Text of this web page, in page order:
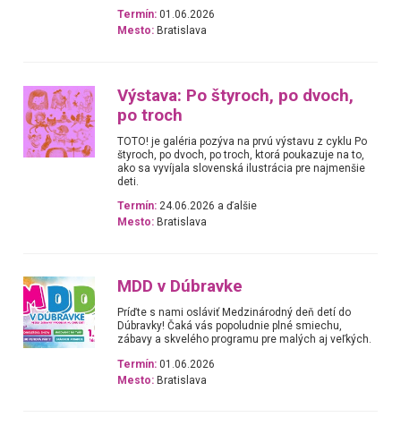
Termín: 01.06.2026
Mesto: Bratislava
Výstava: Po štyroch, po dvoch,
po troch
TOTO! je galéria pozýva na prvú výstavu z cyklu Po
štyroch, po dvoch, po troch, ktorá poukazuje na to,
ako sa vyvíjala slovenská ilustrácia pre najmenšie
deti.
Termín: 24.06.2026 a ďalšie
Mesto: Bratislava
MDD v Dúbravke
Príďte s nami osláviť Medzinárodný deň detí do
Dúbravky! Čaká vás popoludnie plné smiechu,
zábavy a skvelého programu pre malých aj veľkých.
Termín: 01.06.2026
Mesto: Bratislava